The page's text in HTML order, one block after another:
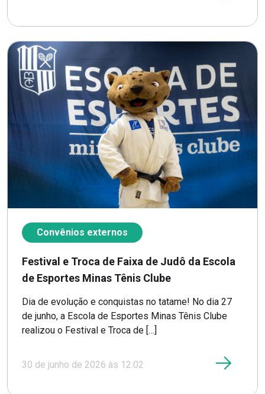
Convênios externos
Festival e Troca de Faixa de Judô da Escola
de Esportes Minas Tênis Clube
Dia de evolução e conquistas no tatame! No dia 27
de junho, a Escola de Esportes Minas Tênis Clube
realizou o Festival e Troca de […]
30 de junho de 2026 às 12:02